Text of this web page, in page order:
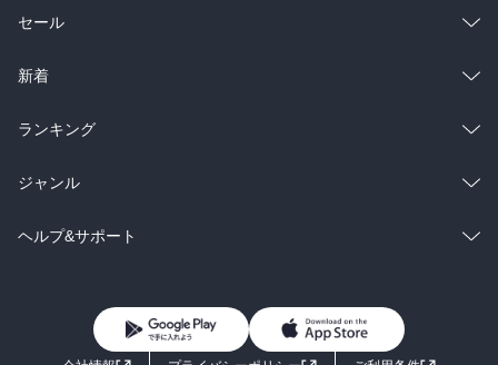
総合
ラノベ
雑誌・グラビア
BL・TL
セール
総合
ラノベ
雑誌・グラビア
BL・TL
新着
総合
ラノベ
雑誌・グラビア
ランキング
総合
ラノベ
ジャンル
コミック
ライトノベル 男子向けラノベ
ヘルプ&サポート
よくあるご質問
お問い合わせ